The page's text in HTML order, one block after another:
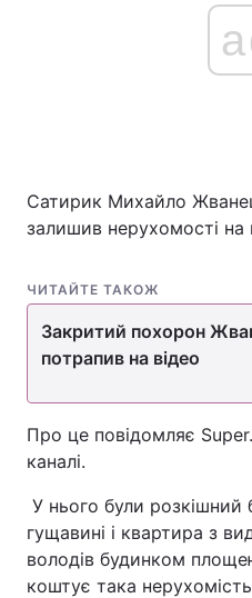
Сатирик Михайло
залишив нерухомості на
ЧИТАЙТЕ ТАКОЖ
Закритий похорон
потрапив на відео
Про це повідомляє
каналі.
У нього були розкішний
гущавині і квартира з
володів будинком
коштує така